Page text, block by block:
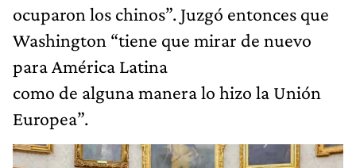
ocuparon los chinos”. Juzgó entonces que
Washington “tiene que mirar de nuevo
para América Latina
como de alguna manera lo hizo la Unión
Europea”.